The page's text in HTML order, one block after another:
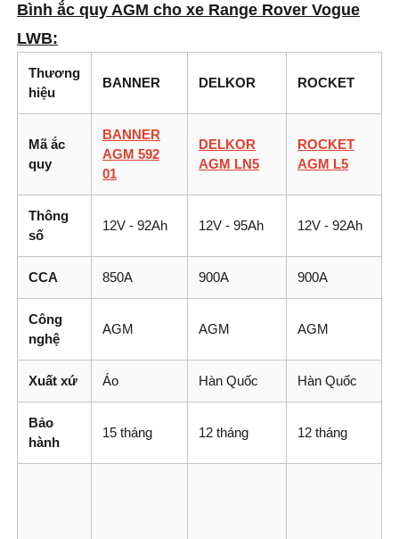
Bình ắc quy AGM cho xe Range Rover Vogue
LWB:
Thương
hiệu
BANNER DELKOR ROCKET
Mã ắc
quy
BANNER
AGM 592
01
DELKOR
AGM LN5
ROCKET
AGM L5
Thông
số
12V - 92Ah 12V - 95Ah 12V - 92Ah
CCA 850A 900A 900A
Công
nghệ
AGM AGM AGM
Xuất xứ Áo Hàn Quốc Hàn Quốc
Bảo
hành
15 tháng 12 tháng 12 tháng